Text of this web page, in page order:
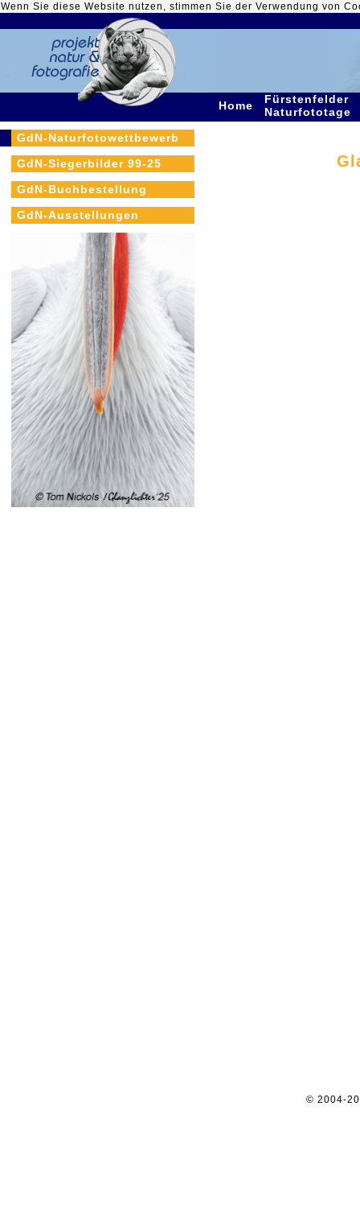
Wenn Sie diese Website nutzen, stimmen Sie der Verwendung von
Home
Fürstenfelder
Naturfototage
GdN-Naturfotowettbewerb
GdN-Siegerbilder 99-25
GdN-Buchbestellung
GdN-Ausstellungen
© 2004-